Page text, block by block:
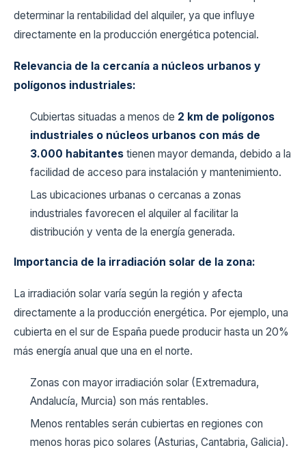
determinar la rentabilidad del alquiler, ya que influye
directamente en la producción energética potencial.
Relevancia de la cercanía a núcleos urbanos y
polígonos industriales:
Cubiertas situadas a menos de 2 km de polígonos
industriales o núcleos urbanos con más de
3.000 habitantes tienen mayor demanda, debido a la
facilidad de acceso para instalación y mantenimiento.
Las ubicaciones urbanas o cercanas a zonas
industriales favorecen el alquiler al facilitar la
distribución y venta de la energía generada.
Importancia de la irradiación solar de la zona:
La irradiación solar varía según la región y afecta
directamente a la producción energética. Por ejemplo, una
cubierta en el sur de España puede producir hasta un 20%
más energía anual que una en el norte.
Zonas con mayor irradiación solar (Extremadura,
Andalucía, Murcia) son más rentables.
Menos rentables serán cubiertas en regiones con
menos horas pico solares (Asturias, Cantabria, Galicia).